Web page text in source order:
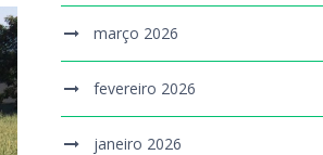
março 2026
fevereiro 2026
janeiro 2026